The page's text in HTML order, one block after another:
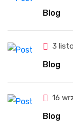
Blog
3
Blog
16
Blog